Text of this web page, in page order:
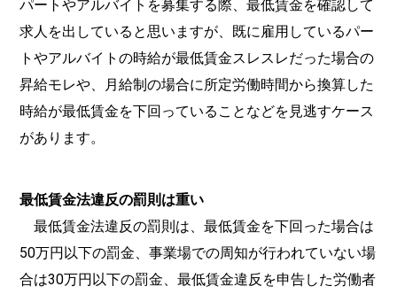
パートやアルバイトを募集する際、最低賃金を確認して
求人を出していると思いますが、既に雇用しているパー
トやアルバイトの時給が最低賃金スレスレだった場合の
昇給モレや、月給制の場合に所定労働時間から換算した
時給が最低賃金を下回っていることなどを見逃すケース
があります。
最低賃金法違反の罰則は重い
最低賃金法違反の罰則は、最低賃金を下回った場合は
50万円以下の罰金、事業場での周知が行われていない場
合は30万円以下の罰金、最低賃金違反を申告した労働者